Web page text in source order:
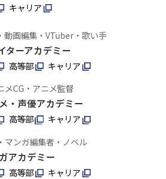
キャリア
動画編集・VTuber・歌い手
ターアカデミー
高等部
キャリア
メCG・アニメ監督
・声優アカデミー
高等部
キャリア
マンガ編集者・ノベル
アカデミー
高等部
キャリア